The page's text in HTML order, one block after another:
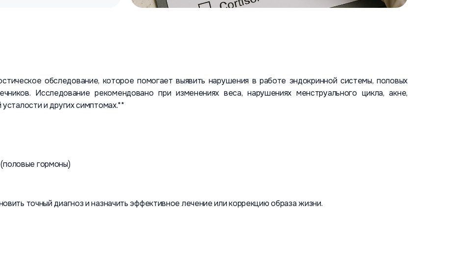
обследование, которое помогает выявить нарушения в работе эндокринной системы, половых
Исследование рекомендовано при изменениях веса, нарушениях менструального цикла, акне,
и других симптомах.**
гормоны)
точный диагноз и назначить эффективное лечение или коррекцию образа жизни.